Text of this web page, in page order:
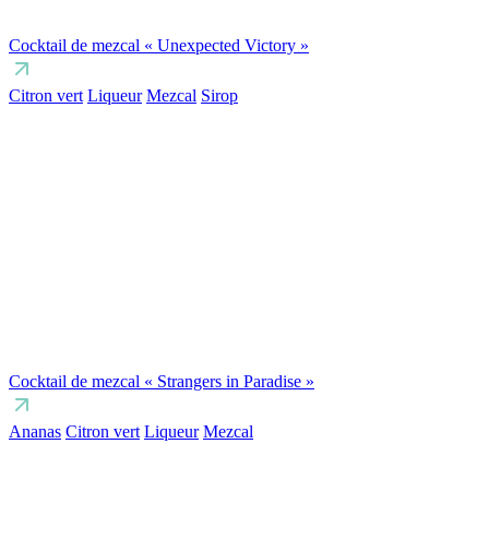
Cocktail de mezcal « Unexpected Victory »
Citron vert Liqueur Mezcal Sirop
Cocktail de mezcal « Strangers in Paradise »
Ananas Citron vert Liqueur Mezcal